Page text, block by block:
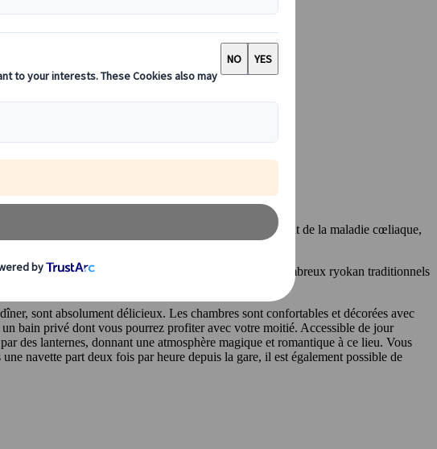
votre lune de miel
traditionnel pouvant accommoder un voyageur atteint de la maladie cœliaque,
petite ville pittoresque, en pleine nature, avec de nombreux ryokan traditionnels
sont absolument délicieux. Les chambres sont confortables et décorées avec
bain privé dont vous pourrez profiter avec votre moitié. Accessible de jour
des lanternes, donnant une atmosphère magique et romantique à ce lieu. Vous
navette part deux fois par heure depuis la gare, il est également possible de